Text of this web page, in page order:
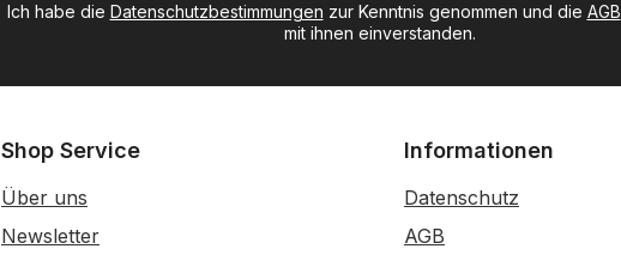
Ich habe die Datenschutzbestimmungen zur Kenntnis genommen und die AGB
mit ihnen einverstanden.
Shop Service
Über uns
Newsletter
Informationen
Datenschutz
AGB